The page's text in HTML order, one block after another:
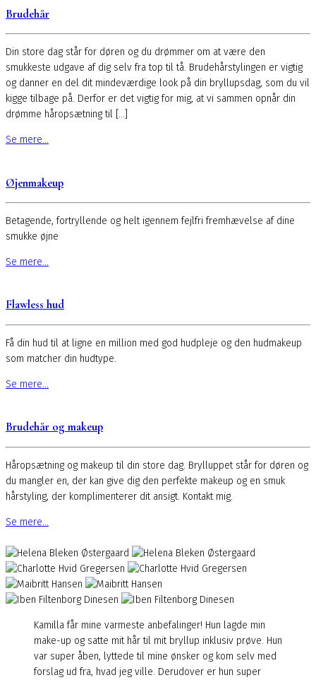
Brudehår
Din store dag står for døren og du drømmer om at være den
smukkeste udgave af dig selv fra top til tå. Brudehårstylingen er vigtig
og danner en del dit mindeværdige look på din bryllupsdag, som du vil
kigge tilbage på. Derfor er det vigtig for mig, at vi sammen opnår din
drømme håropsætning til […]
Se mere...
Øjenmakeup
Betagende, fortryllende og helt igennem fejlfri fremhævelse af dine
smukke øjne
Se mere...
Flawless hud
Få din hud til at ligne en million med god hudpleje og den hudmakeup
som matcher din hudtype.
Se mere...
Brudehår og makeup
Håropsætning og makeup til din store dag. Brylluppet står for døren og
du mangler en, der kan give dig den perfekte makeup og en smuk
hårstyling, der komplimenterer dit ansigt. Kontakt mig.
Se mere...
Kamilla får mine varmeste anbefalinger! Hun lagde min
make-up og satte mit hår til mit bryllup inklusiv prøve. Hun
var super åben, lyttede til mine ønsker og kom selv med
forslag ud fra, hvad jeg ville. Derudover er hun super